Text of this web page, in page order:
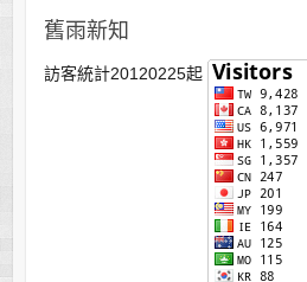
舊雨新知
訪客統計20120225起